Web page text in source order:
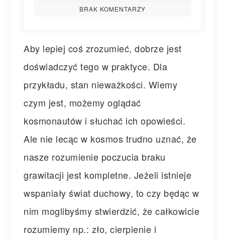
BRAK KOMENTARZY
Aby lepiej coś zrozumieć, dobrze jest
doświadczyć tego w praktyce. Dla
przykładu, stan nieważkości. Wiemy
czym jest, możemy oglądać
kosmonautów i słuchać ich opowieści.
Ale nie lecąc w kosmos trudno uznać, że
nasze rozumienie poczucia braku
grawitacji jest kompletne. Jeżeli istnieje
wspaniały świat duchowy, to czy będąc w
nim moglibyśmy stwierdzić, że całkowicie
rozumiemy np.: zło, cierpienie i